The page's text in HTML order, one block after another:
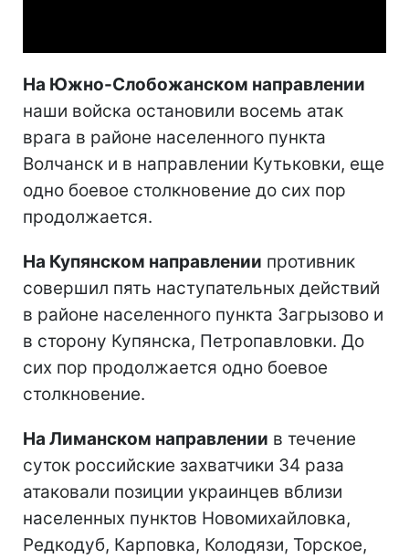
На Южно-Слобожанском направлении
наши войска остановили восемь атак
врага в районе населенного пункта
Волчанск и в направлении Кутьковки, еще
одно боевое столкновение до сих пор
продолжается.
На Купянском направлении противник
совершил пять наступательных действий
в районе населенного пункта Загрызово и
в сторону Купянска, Петропавловки. До
сих пор продолжается одно боевое
столкновение.
На Лиманском направлении в течение
суток российские захватчики 34 раза
атаковали позиции украинцев вблизи
населенных пунктов Новомихайловка,
Редкодуб, Карповка, Колодязи, Торское,